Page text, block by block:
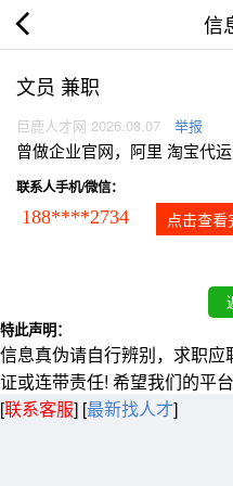
信
文员 兼职
巨鹿人才网 2026.08.07 举报
曾做企业官网，阿里 淘宝代运
联系人手机/微信：
188****2734 点击查看
特此声明：
信息真伪请自行辨别，求职
证或连带责任! 希望我们的平
[联系客服] [最新找人才]